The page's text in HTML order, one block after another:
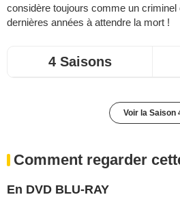
considère toujours comme un
dernières années à attendre la mort !
4 Saisons
Voir la Saison
Comment regarder
En DVD BLU-RAY